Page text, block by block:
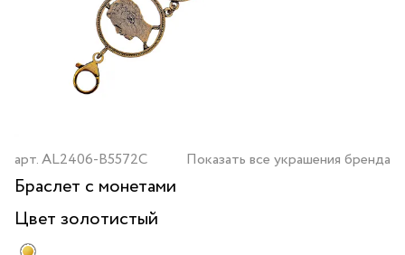
арт.AL2406-B5572C Показать все украшения бренда
Браслет с монетами
Цвет золотистый